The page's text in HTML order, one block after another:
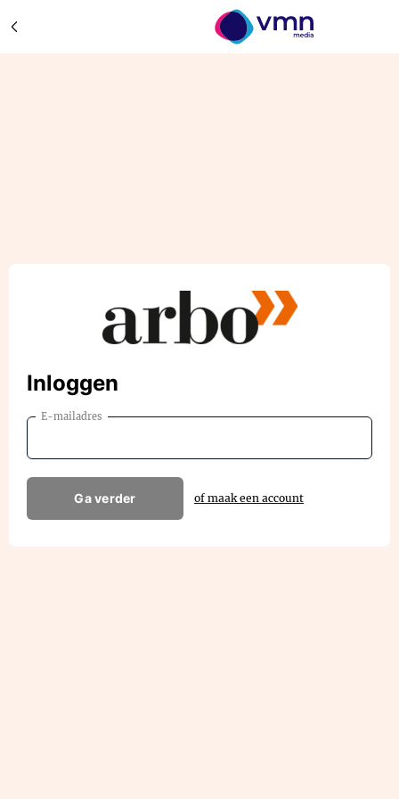
Inloggen
E-mailadres
Ga verder of maak een account